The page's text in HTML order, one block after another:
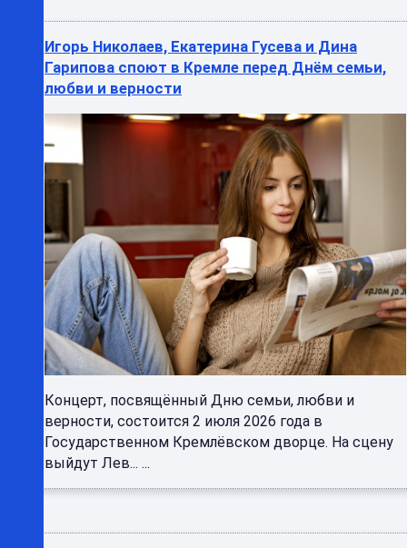
Игорь Николаев, Екатерина Гусева и Дина
Гарипова споют в Кремле перед Днём семьи,
любви и верности
Концерт, посвящённый Дню семьи, любви и
верности, состоится 2 июля 2026 года в
Государственном Кремлёвском дворце. На сцену
выйдут Лев... ...